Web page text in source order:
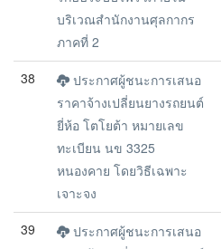
บริเวณสำนักงานศุลกากร
ภาคที่ 2
38
ประกาศผู้ชนะการเสนอ
ราคาจ้างเปลี่ยนยางรถยนต์
ยี่ห้อ โตโยต้า หมายเลข
ทะเบียน นข 3325
หนองคาย โดยวิธีเฉพาะ
เจาะจง
39
ประกาศผู้ชนะการเสนอ